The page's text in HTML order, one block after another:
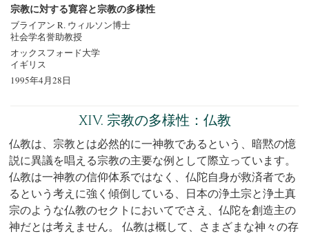
宗教に対する寛容と宗教の多様性
ブライアン R. ウィルソン博士
社会学名誉助教授
オックスフォード大学
イギリス
1995年4月28日
XIV. 宗教の多様性：仏教
仏教は、宗教とは必然的に一神教であるという、暗黙の憶
説に異議を唱える宗教の主要な例として際立っています。
仏教は一神教の信仰体系ではなく、仏陀自身が救済者であ
るという考えに強く傾倒している、日本の浄土宗と浄土真
宗のような仏教のセクトにおいてでさえ、仏陀を創造主の
神だとは考えません。 仏教は概して、さまざまな神々の存